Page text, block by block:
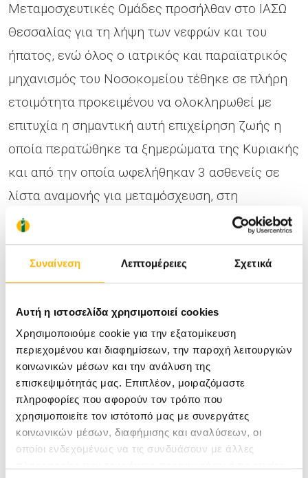
Συναίνεση Λεπτομέρειες Σχετικά
Αυτή η ιστοσελίδα χρησιμοποιεί cookies
Χρησιμοποιούμε cookie για την εξατομίκευση
περιεχομένου και διαφημίσεων, την παροχή λειτουργιών
κοινωνικών μέσων και την ανάλυση της
επισκεψιμότητάς μας. Επιπλέον, μοιραζόμαστε
πληροφορίες που αφορούν τον τρόπο που
χρησιμοποιείτε τον ιστότοπό μας με συνεργάτες
κοινωνικών μέσων, διαφήμισης και αναλύσεων, οι
οποίοι ενδεχομένως να τις συνδυάσουν με άλλες
Μεταμοσχευτικές Ομάδες προσήλθαν στο ΙΑΣΩ
Θεσσαλίας για τη λήψη των νεφρών και του
ήπατος, ενώ όλος ο ιατρικός και παραϊατρικός
μηχανισμός του Νοσοκομείου τέθηκε σε πλήρη
ετοιμότητα προκειμένου να ολοκληρωθεί με
επιτυχία η σημαντική αυτή επιχείρηση ζωής η
οποία περατώθηκε τα ξημερώματα της Κυριακής
και από την οποία ωφελήθηκαν 3 ασθενείς σε
λίστα αναμονής για μεταμόσχευση, στη
Θεσσαλονίκη.
Ο Διευθύνων Σύμβουλος του ΙΑΣΩ Θεσσαλίας,
δήλωση αναφέρει: «Είναι η πρώτη φορά που
ξεκινά γέφυρα ζωής από το Νοσοκομείο μας και
για εμάς όλους είναι μία στιγμή-ορόσημο.
Νοιώθουμε υπερήφανοι, αλλά και συγκινημένοι.
Υπερήφανοι γιατί είναι σπουδαίο να ξέρεις πως
έχεις συμβάλει στο να έχουν τρεις άνθρωποι μια
νέα ευκαιρία στη ζωή. Συγκινημένοι γιατί